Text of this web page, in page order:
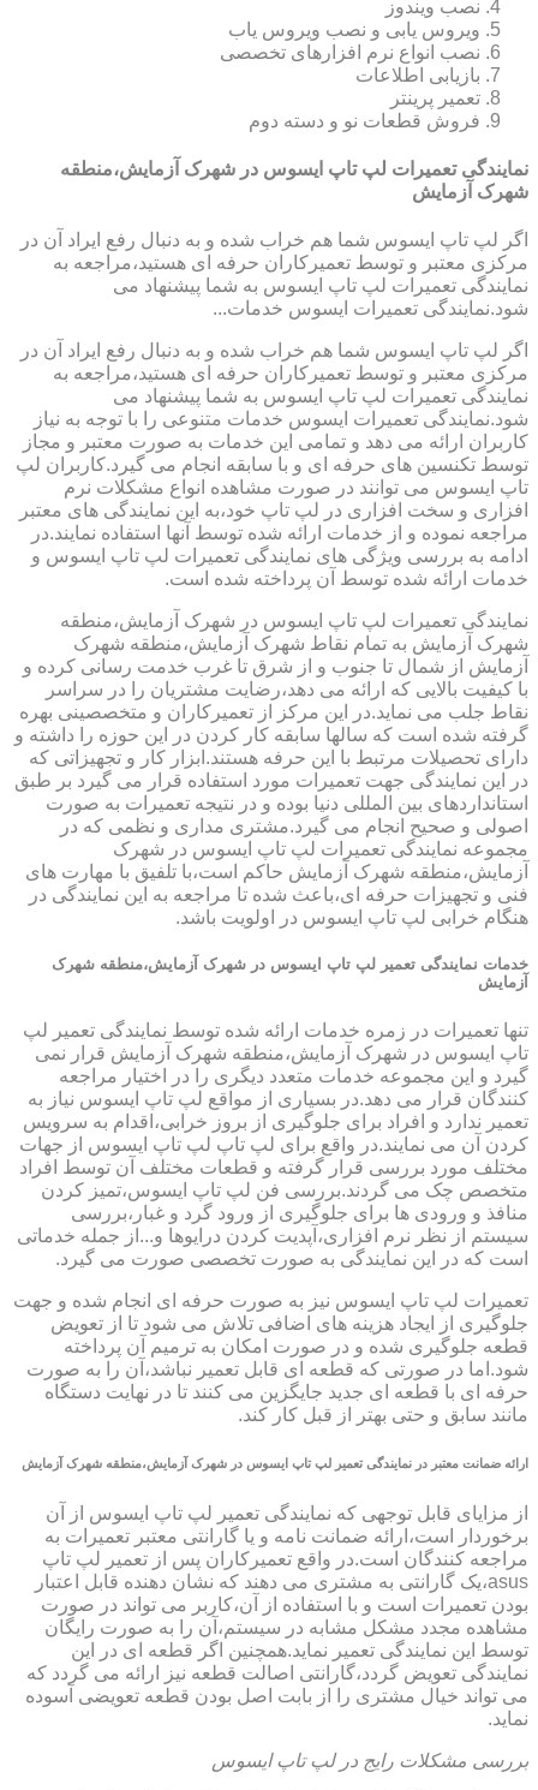
نصب ویندوز
ویروس یابی و نصب ویروس یاب
نصب انواع نرم افزارهای تخصصی
بازیابی اطلاعات
تعمیر پرینتر
فروش قطعات نو و دسته دوم
نمایندگی تعمیرات لپ تاپ ایسوس در شهرک آزمایش،منطقه
شهرک آزمایش
اگر لپ تاپ ایسوس شما هم خراب شده و به دنبال رفع ایراد آن در
مرکزی معتبر و توسط تعمیرکاران حرفه ای هستید،مراجعه به
نمایندگی تعمیرات لپ تاپ ایسوس به شما پیشنهاد می
شود.نمایندگی تعمیرات ایسوس خدمات...
اگر لپ تاپ ایسوس شما هم خراب شده و به دنبال رفع ایراد آن در
مرکزی معتبر و توسط تعمیرکاران حرفه ای هستید،مراجعه به
نمایندگی تعمیرات لپ تاپ ایسوس به شما پیشنهاد می
شود.نمایندگی تعمیرات ایسوس خدمات متنوعی را با توجه به نیاز
کاربران ارائه می دهد و تمامی این خدمات به صورت معتبر و مجاز
توسط تکنسین های حرفه ای و با سابقه انجام می گیرد.کاربران لپ
تاپ ایسوس می توانند در صورت مشاهده انواع مشکلات نرم
افزاری و سخت افزاری در لپ تاپ خود،به این نمایندگی های معتبر
مراجعه نموده و از خدمات ارائه شده توسط آنها استفاده نمایند.در
ادامه به بررسی ویژگی های نمایندگی تعمیرات لپ تاپ ایسوس و
خدمات ارائه شده توسط آن پرداخته شده است.
نمایندگی تعمیرات لپ تاپ ایسوس در شهرک آزمایش،منطقه
شهرک آزمایش به تمام نقاط شهرک آزمایش،منطقه شهرک
آزمایش از شمال تا جنوب و از شرق تا غرب خدمت رسانی کرده و
با کیفیت بالایی که ارائه می دهد،رضایت مشتریان را در سراسر
نقاط جلب می نماید.در این مرکز از تعمیرکاران و متخصصینی بهره
گرفته شده است که سالها سابقه کار کردن در این حوزه را داشته و
دارای تحصیلات مرتبط با این حرفه هستند.ابزار کار و تجهیزاتی که
در این نمایندگی جهت تعمیرات مورد استفاده قرار می گیرد بر طبق
استانداردهای بین المللی دنیا بوده و در نتیجه تعمیرات به صورت
اصولی و صحیح انجام می گیرد.مشتری مداری و نظمی که در
مجموعه نمایندگی تعمیرات لپ تاپ ایسوس در شهرک
آزمایش،منطقه شهرک آزمایش حاکم است،با تلفیق با مهارت های
فنی و تجهیزات حرفه ای،باعث شده تا مراجعه به این نمایندگی در
هنگام خرابی لپ تاپ ایسوس در اولویت باشد.
خدمات نمایندگی تعمیر لپ تاپ ایسوس در شهرک آزمایش،منطقه شهرک
آزمایش
تنها تعمیرات در زمره خدمات ارائه شده توسط نمایندگی تعمیر لپ
تاپ ایسوس در شهرک آزمایش،منطقه شهرک آزمایش قرار نمی
گیرد و این مجموعه خدمات متعدد دیگری را در اختیار مراجعه
کنندگان قرار می دهد.در بسیاری از مواقع لپ تاپ ایسوس نیاز به
تعمیر ندارد و افراد برای جلوگیری از بروز خرابی،اقدام به سرویس
کردن آن می نمایند.در واقع برای لپ تاپ لپ تاپ ایسوس از جهات
مختلف مورد بررسی قرار گرفته و قطعات مختلف آن توسط افراد
متخصص چک می گردند.بررسی فن لپ تاپ ایسوس،تمیز کردن
منافذ و ورودی ها برای جلوگیری از ورود گرد و غبار،بررسی
سیستم از نظر نرم افزاری،آپدیت کردن درایوها و...از جمله خدماتی
است که در این نمایندگی به صورت تخصصی صورت می گیرد.
تعمیرات لپ تاپ ایسوس نیز به صورت حرفه ای انجام شده و جهت
جلوگیری از ایجاد هزینه های اضافی تلاش می شود تا از تعویض
قطعه جلوگیری شده و در صورت امکان به ترمیم آن پرداخته
شود.اما در صورتی که قطعه ای قابل تعمیر نباشد،آن را به صورت
حرفه ای با قطعه ای جدید جایگزین می کنند تا در نهایت دستگاه
مانند سابق و حتی بهتر از قبل کار کند.
ارائه ضمانت معتبر در نمایندگی تعمیر لپ تاپ ایسوس در شهرک آزمایش،منطقه شهرک آزمایش
از مزایای قابل توجهی که نمایندگی تعمیر لپ تاپ ایسوس از آن
برخوردار است،ارائه ضمانت نامه و یا گارانتی معتبر تعمیرات به
مراجعه کنندگان است.در واقع تعمیرکاران پس از تعمیر لپ تاپ
asus،یک گارانتی به مشتری می دهند که نشان دهنده قابل اعتبار
بودن تعمیرات است و با استفاده از آن،کاربر می تواند در صورت
مشاهده مجدد مشکل مشابه در سیستم،آن را به صورت رایگان
توسط این نمایندگی تعمیر نماید.همچنین اگر قطعه ای در این
نمایندگی تعویض گردد،گارانتی اصالت قطعه نیز ارائه می گردد که
می تواند خیال مشتری را از بابت اصل بودن قطعه تعویضی آسوده
نماید.
بررسی مشکلات رایج در لپ تاپ ایسوس